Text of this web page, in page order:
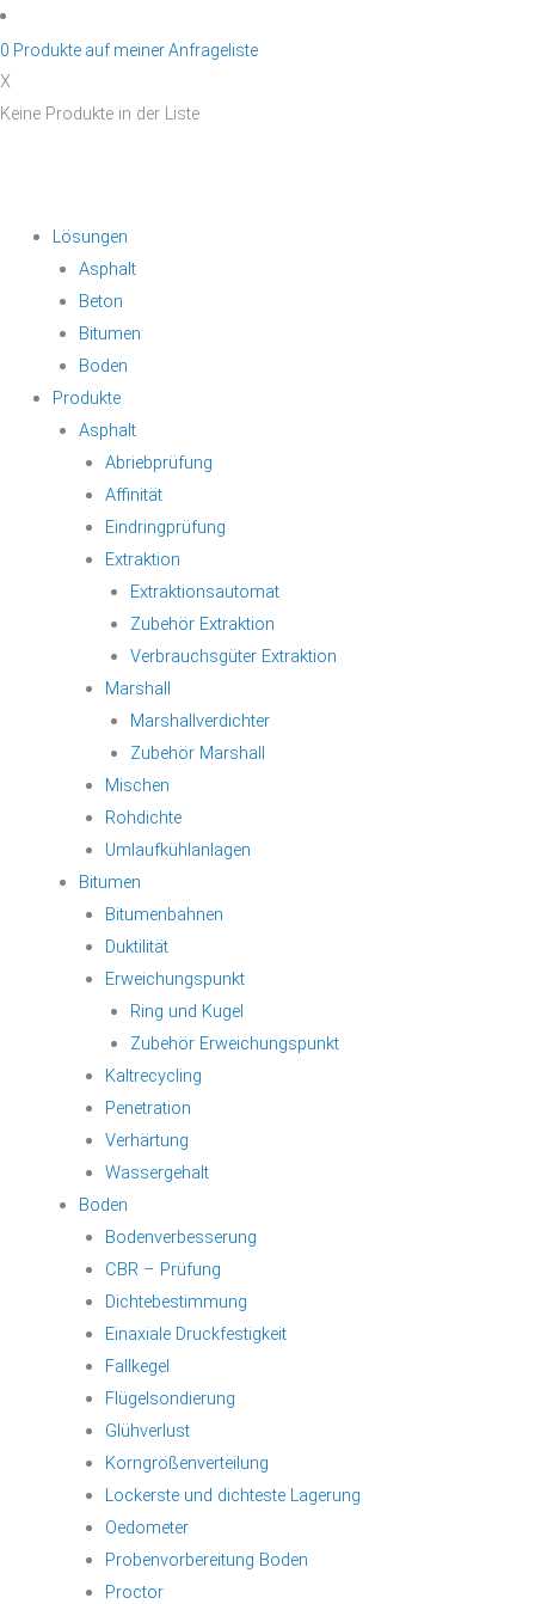
Zum
Inhalt
springen
0 Produkte auf meiner Anfrageliste
X
Keine Produkte in der Liste
Lösungen
Asphalt
Beton
Bitumen
Boden
Produkte
Asphalt
Abriebprüfung
Affinität
Eindringprüfung
Extraktion
Extraktionsautomat
Zubehör Extraktion
Verbrauchsgüter Extraktion
Marshall
Marshallverdichter
Zubehör Marshall
Mischen
Rohdichte
Umlaufkühlanlagen
Bitumen
Bitumenbahnen
Duktilität
Erweichungspunkt
Ring und Kugel
Zubehör Erweichungspunkt
Kaltrecycling
Penetration
Verhärtung
Wassergehalt
Boden
Bodenverbesserung
CBR – Prüfung
Dichtebestimmung
Einaxiale Druckfestigkeit
Fallkegel
Flügelsondierung
Glühverlust
Korngrößenverteilung
Lockerste und dichteste Lagerung
Oedometer
Probenvorbereitung Boden
Proctor